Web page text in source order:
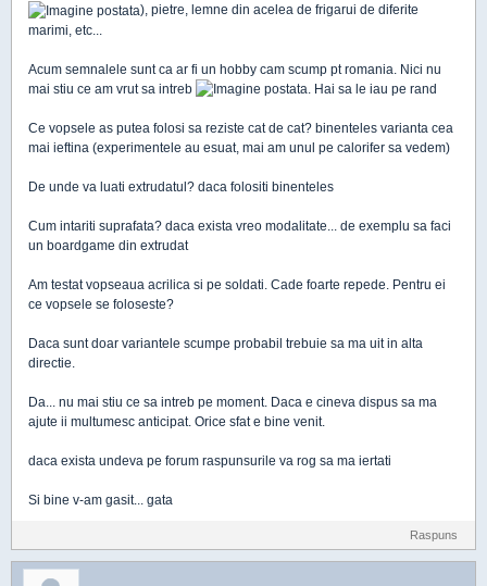
), pietre, lemne din acelea de frigarui de diferite
marimi, etc...
Acum semnalele sunt ca ar fi un hobby cam scump pt romania. Nici nu
mai stiu ce am vrut sa intreb
. Hai sa le iau pe rand
Ce vopsele as putea folosi sa reziste cat de cat? binenteles varianta cea
mai ieftina (experimentele au esuat, mai am unul pe calorifer sa vedem)
De unde va luati extrudatul? daca folositi binenteles
Cum intariti suprafata? daca exista vreo modalitate... de exemplu sa faci
un boardgame din extrudat
Am testat vopseaua acrilica si pe soldati. Cade foarte repede. Pentru ei
ce vopsele se foloseste?
Daca sunt doar variantele scumpe probabil trebuie sa ma uit in alta
directie.
Da... nu mai stiu ce sa intreb pe moment. Daca e cineva dispus sa ma
ajute ii multumesc anticipat. Orice sfat e bine venit.
daca exista undeva pe forum raspunsurile va rog sa ma iertati
Si bine v-am gasit... gata
Raspuns